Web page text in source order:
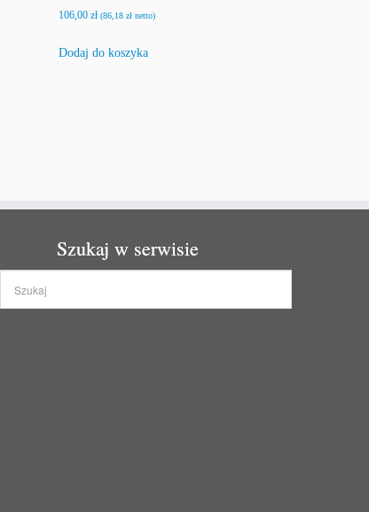
106,00zł (86,18zł netto)
Dodaj do koszyka
Szukaj w serwisie